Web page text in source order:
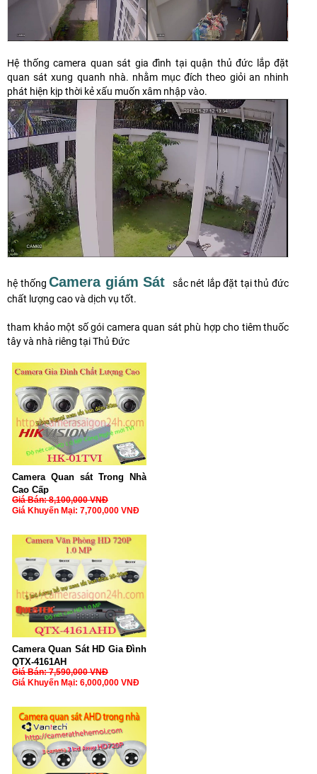
Hệ thống camera quan sát gia đình tại quận thủ đức lắp đặt
quan sát xung quanh nhà. nhằm mục đích theo giỏi an nhinh
phát hiện kịp thời kẻ xấu muốn xâm nhập vào.
hệ thốngCamera giám Sát
sắc nét lắp đặt tại thủ đức
chất lượng cao và dịch vụ tốt.
tham khảo một số gói camera quan sát phù hợp cho tiêm thuốc
tây và nhà riêng tại Thủ Đức
Camera Quan sát Trong Nhà
Cao Cấp
Giá Bán: 8,100,000 VNĐ
Giá Khuyến Mại: 7,700,000 VNĐ
Camera Quan Sát HD Gia Đình
QTX-4161AH
Giá Bán: 7,590,000 VNĐ
Giá Khuyến Mại: 6,000,000 VNĐ